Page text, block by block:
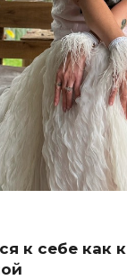
к себе как к